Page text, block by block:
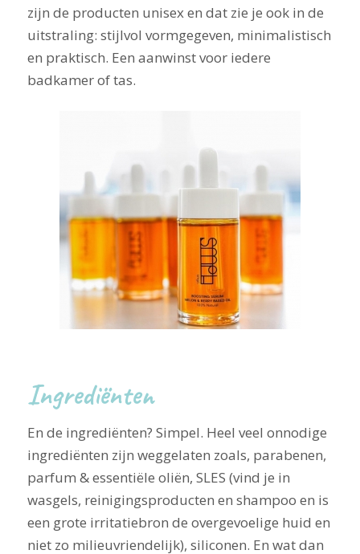
zijn de producten unisex en dat zie je ook in de
uitstraling: stijlvol vormgegeven, minimalistisch
en praktisch. Een aanwinst voor iedere
badkamer of tas.
Ingrediënten
En de ingrediënten? Simpel. Heel veel onnodige
ingrediënten zijn weggelaten zoals, parabenen,
parfum & essentiële oliën, SLES (vind je in
wasgels, reinigingsproducten en shampoo en is
een grote irritatiebron de overgevoelige huid en
niet zo milieuvriendelijk), siliconen. En wat dan